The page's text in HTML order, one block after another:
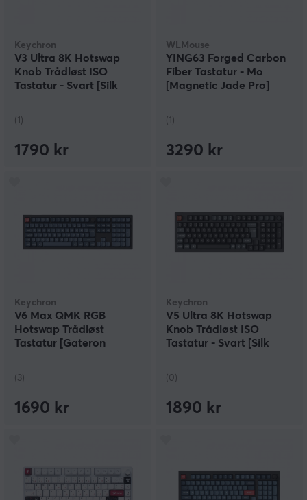
Keychron
V3 Ultra 8K Hotswap
Knob Trådløst ISO
Tastatur - Svart [Silk
(1)
1790 kr
WLMouse
YING63 Forged Carbon
Fiber Tastatur - Mo
[Magnetic Jade Pro]
(1)
3290 kr
Keychron
V6 Max QMK RGB
Hotswap Trådløst
Tastatur [Gateron
(3)
1690 kr
Keychron
V5 Ultra 8K Hotswap
Knob Trådløst ISO
Tastatur - Svart [Silk
(0)
1890 kr